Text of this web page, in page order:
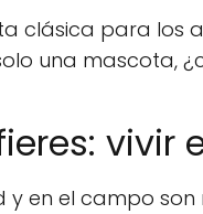
clásica para los
una mascota,
y en el campo